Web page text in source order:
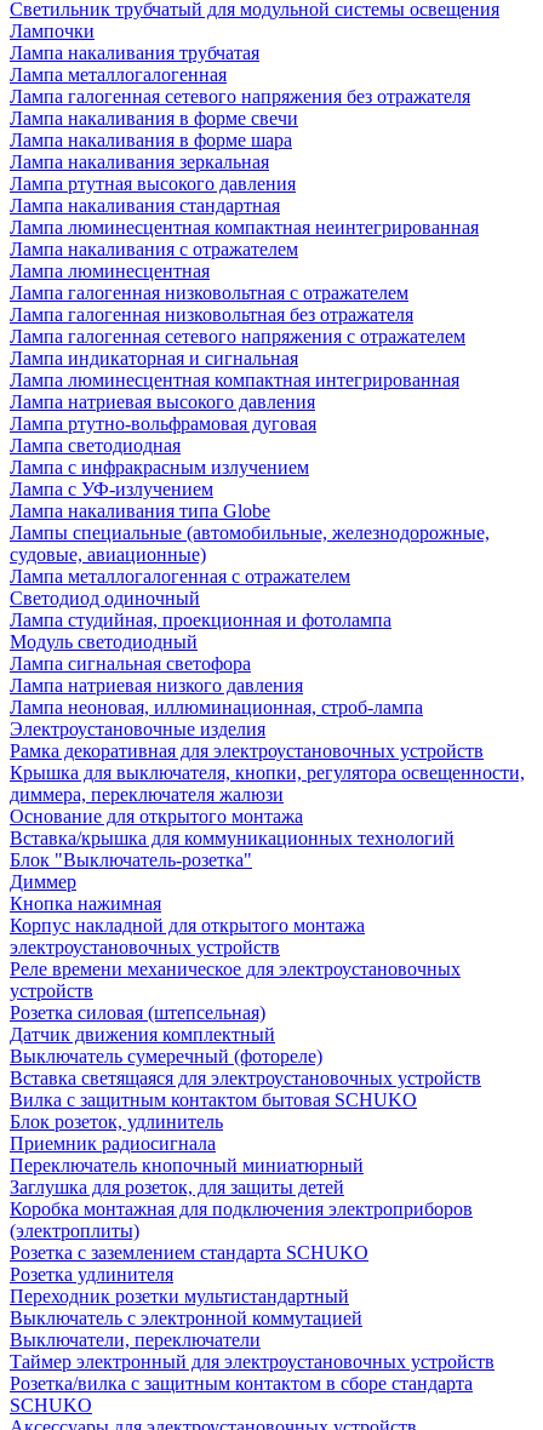
Светильник трубчатый для модульной системы освещения
Лампочки
Лампа накаливания трубчатая
Лампа металлогалогенная
Лампа галогенная сетевого напряжения без отражателя
Лампа накаливания в форме свечи
Лампа накаливания в форме шара
Лампа накаливания зеркальная
Лампа ртутная высокого давления
Лампа накаливания стандартная
Лампа люминесцентная компактная неинтегрированная
Лампа накаливания с отражателем
Лампа люминесцентная
Лампа галогенная низковольтная с отражателем
Лампа галогенная низковольтная без отражателя
Лампа галогенная сетевого напряжения с отражателем
Лампа индикаторная и сигнальная
Лампа люминесцентная компактная интегрированная
Лампа натриевая высокого давления
Лампа ртутно-вольфрамовая дуговая
Лампа светодиодная
Лампа с инфракрасным излучением
Лампа с УФ-излучением
Лампа накаливания типа Globe
Лампы специальные (автомобильные, железнодорожные,
судовые, авиационные)
Лампа металлогалогенная с отражателем
Светодиод одиночный
Лампа студийная, проекционная и фотолампа
Модуль светодиодный
Лампа сигнальная светофора
Лампа натриевая низкого давления
Лампа неоновая, иллюминационная, строб-лампа
Электроустановочные изделия
Рамка декоративная для электроустановочных устройств
Крышка для выключателя, кнопки, регулятора освещенности,
диммера, переключателя жалюзи
Основание для открытого монтажа
Вставка/крышка для коммуникационных технологий
Блок "Выключатель-розетка"
Диммер
Кнопка нажимная
Корпус накладной для открытого монтажа
электроустановочных устройств
Реле времени механическое для электроустановочных
устройств
Розетка силовая (штепсельная)
Датчик движения комплектный
Выключатель сумеречный (фотореле)
Вставка светящаяся для электроустановочных устройств
Вилка с защитным контактом бытовая SCHUKO
Блок розеток, удлинитель
Приемник радиосигнала
Переключатель кнопочный миниатюрный
Заглушка для розеток, для защиты детей
Коробка монтажная для подключения электроприборов
(электроплиты)
Розетка с заземлением стандарта SCHUKO
Розетка удлинителя
Переходник розетки мультистандартный
Выключатель с электронной коммутацией
Выключатели, переключатели
Таймер электронный для электроустановочных устройств
Розетка/вилка с защитным контактом в сборе стандарта
SCHUKO